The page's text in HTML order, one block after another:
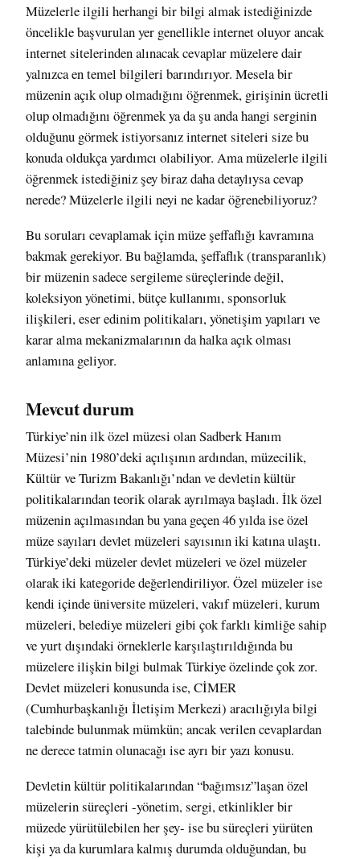
Müzelerle ilgili herhangi bir bilgi almak istediğinizde
öncelikle başvurulan yer genellikle internet oluyor ancak
internet sitelerinden alınacak cevaplar müzelere dair
yalnızca en temel bilgileri barındırıyor. Mesela bir
müzenin açık olup olmadığını öğrenmek, girişinin ücretli
olup olmadığını öğrenmek ya da şu anda hangi serginin
olduğunu görmek istiyorsanız internet siteleri size bu
konuda oldukça yardımcı olabiliyor. Ama müzelerle ilgili
öğrenmek istediğiniz şey biraz daha detaylıysa cevap
nerede? Müzelerle ilgili neyi ne kadar öğrenebiliyoruz?
Bu soruları cevaplamak için müze şeffaflığı kavramına
bakmak gerekiyor. Bu bağlamda, şeffaflık (transparanlık)
bir müzenin sadece sergileme süreçlerinde değil,
koleksiyon yönetimi, bütçe kullanımı, sponsorluk
ilişkileri, eser edinim politikaları, yönetişim yapıları ve
karar alma mekanizmalarının da halka açık olması
anlamına geliyor.
Mevcut durum
Türkiye’nin ilk özel müzesi olan Sadberk Hanım
Müzesi’nin 1980’deki açılışının ardından, müzecilik,
Kültür ve Turizm Bakanlığı’ndan ve devletin kültür
politikalarından teorik olarak ayrılmaya başladı. İlk özel
müzenin açılmasından bu yana geçen 46 yılda ise özel
müze sayıları devlet müzeleri sayısının iki katına ulaştı.
Türkiye’deki müzeler devlet müzeleri ve özel müzeler
olarak iki kategoride değerlendiriliyor. Özel müzeler ise
kendi içinde üniversite müzeleri, vakıf müzeleri, kurum
müzeleri, belediye müzeleri gibi çok farklı kimliğe sahip
ve yurt dışındaki örneklerle karşılaştırıldığında bu
müzelere ilişkin bilgi bulmak Türkiye özelinde çok zor.
Devlet müzeleri konusunda ise, CİMER
(Cumhurbaşkanlığı İletişim Merkezi) aracılığıyla bilgi
talebinde bulunmak mümkün; ancak verilen cevaplardan
ne derece tatmin olunacağı ise ayrı bir yazı konusu.
Devletin kültür politikalarından “bağımsız”laşan özel
müzelerin süreçleri -yönetim, sergi, etkinlikler bir
müzede yürütülebilen her şey- ise bu süreçleri yürüten
kişi ya da kurumlara kalmış durumda olduğundan, bu